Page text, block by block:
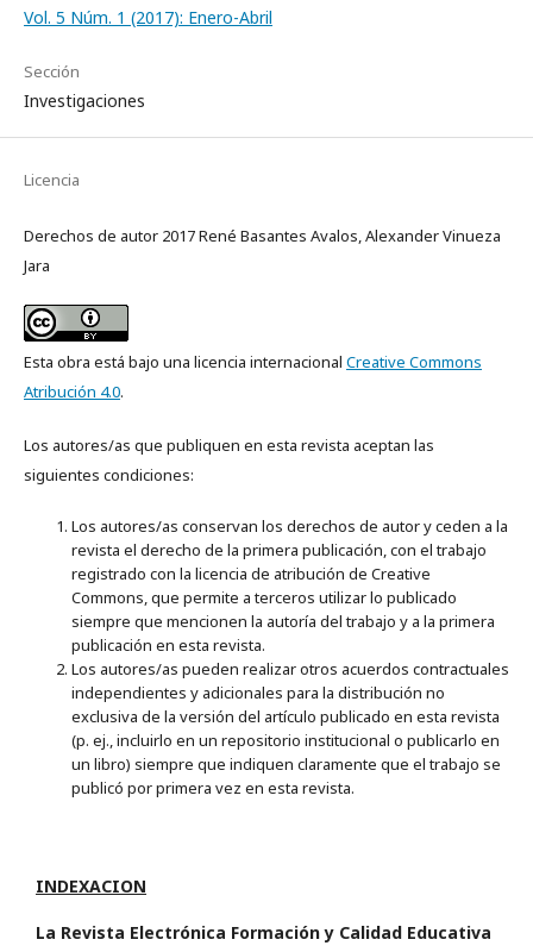
Vol. 5 Núm. 1 (2017): Enero-Abril
Sección
Investigaciones
Licencia
Derechos de autor 2017 René Basantes Avalos, Alexander Vinueza
Jara
Esta obra está bajo una licencia internacional Creative Commons
Atribución 4.0.
Los autores/as que publiquen en esta revista aceptan las
siguientes condiciones:
Los autores/as conservan los derechos de autor y ceden a la
revista el derecho de la primera publicación, con el trabajo
registrado con la licencia de atribución de Creative
Commons, que permite a terceros utilizar lo publicado
siempre que mencionen la autoría del trabajo y a la primera
publicación en esta revista.
Los autores/as pueden realizar otros acuerdos contractuales
independientes y adicionales para la distribución no
exclusiva de la versión del artículo publicado en esta revista
(p. ej., incluirlo en un repositorio institucional o publicarlo en
un libro) siempre que indiquen claramente que el trabajo se
publicó por primera vez en esta revista.
INDEXACION
La Revista Electrónica Formación y Calidad Educativa